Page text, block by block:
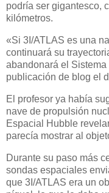
podría ser gigantesco,
kilómetros.
«Si 3I/ATLAS es una
continuará su
abandonará el
publicación de blog el
El profesor ya había
nave de propulsión
Espacial Hubble
parecía mostrar al
Durante su paso más
sondas espaciales
que 3I/ATLAS era un